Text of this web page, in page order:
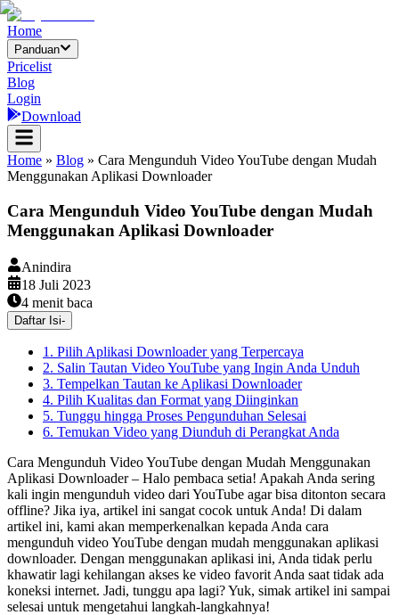
Home
Panduan
Pricelist
Blog
Login
Download
Home » Blog » Cara Mengunduh Video YouTube dengan Mudah
Menggunakan Aplikasi Downloader
Cara Mengunduh Video YouTube dengan Mudah
Menggunakan Aplikasi Downloader
Anindira
18 Juli 2023
4 menit baca
Daftar Isi-
1. Pilih Aplikasi Downloader yang Terpercaya
2. Salin Tautan Video YouTube yang Ingin Anda Unduh
3. Tempelkan Tautan ke Aplikasi Downloader
4. Pilih Kualitas dan Format yang Diinginkan
5. Tunggu hingga Proses Pengunduhan Selesai
6. Temukan Video yang Diunduh di Perangkat Anda
Cara Mengunduh Video YouTube dengan Mudah Menggunakan
Aplikasi Downloader – Halo pembaca setia! Apakah Anda sering
kali ingin mengunduh video dari YouTube agar bisa ditonton secara
offline? Jika iya, artikel ini sangat cocok untuk Anda! Di dalam
artikel ini, kami akan memperkenalkan kepada Anda cara
mengunduh video YouTube dengan mudah menggunakan aplikasi
downloader. Dengan menggunakan aplikasi ini, Anda tidak perlu
khawatir lagi kehilangan akses ke video favorit Anda saat tidak ada
koneksi internet. Jadi, tunggu apa lagi? Yuk, simak artikel ini sampai
selesai untuk mengetahui langkah-langkahnya!